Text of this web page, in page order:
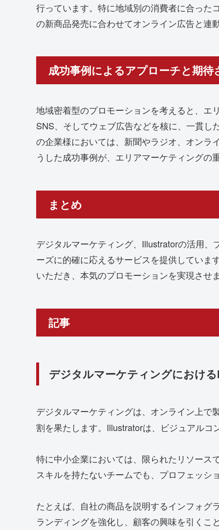
行っています。特に地域別の消費者に合った
の新商品発売に合わせてオンライン広告と連
成功事例によるアプローチと期待
地域密着型のプロモーションを考えると、エ
SNS、そしてウェブ広告などを核に、一貫
の企業様においては、新聞やラジオ、オンラ
うした成功事例が、エリアマーケティングの
まとめ
デジタルマーケティング、Illustratorの活用
ーズに的確に応えるサービスを提供していま
いただき、本気のプロモーションを実現させ
記事
デジタルマーケティングにおけ
デジタルマーケティングは、オンライン上で
割を果たします。Illustratorは、ビジュアルコ
特に中小企業においては、限られたリソース
スキルを持たないチームでも、プロフェッシ
たとえば、自社の商品を説明するインフォグ
ランディングを強化し、顧客の興味を引くこ